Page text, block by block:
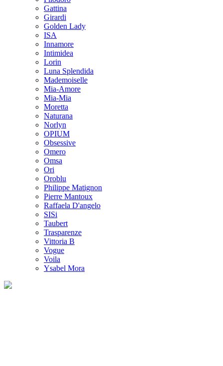
Gattina
Girardi
Golden Lady
ISA
Innamore
Intimidea
Lorin
Luna Splendida
Mademoiselle
Mia-Amore
Mia-Mia
Moretta
Naturana
Norlyn
OPIUM
Obsessive
Omero
Omsa
Ori
Oroblu
Philippe Matignon
Pierre Mantoux
Raffaela D'angelo
SISi
Taubert
Trasparenze
Vittoria B
Vogue
Voila
Ysabel Mora